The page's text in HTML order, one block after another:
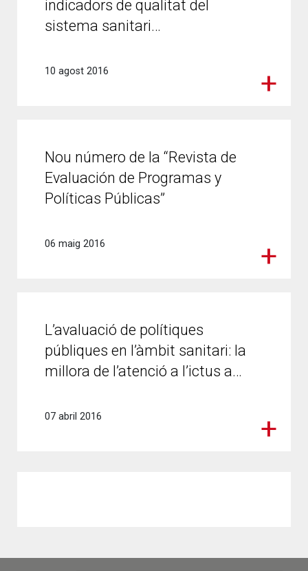
indicadors de qualitat del
sistema sanitari…
10 agost 2016
Nou número de la “Revista de
Evaluación de Programas y
Políticas Públicas”
06 maig 2016
L’avaluació de polítiques
públiques en l’àmbit sanitari: la
millora de l’atenció a l’ictus a…
07 abril 2016